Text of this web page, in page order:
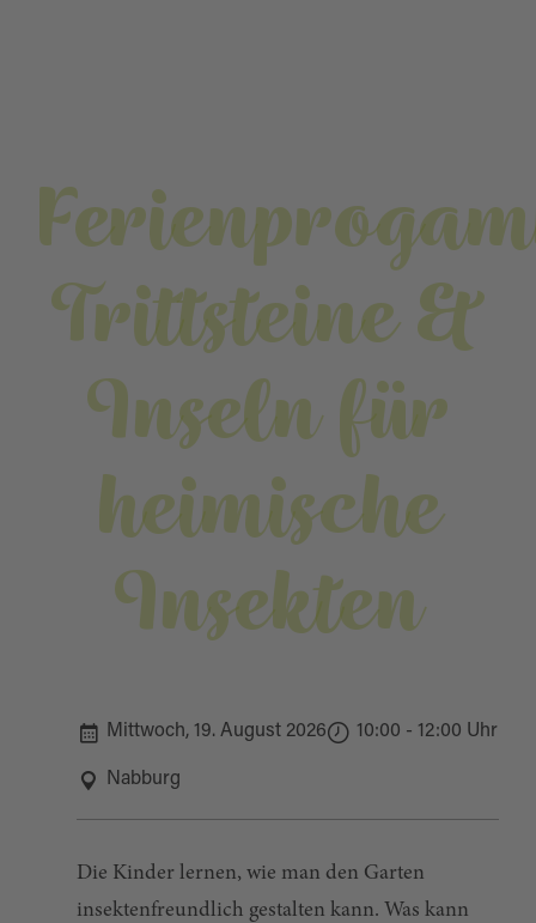
Trittsteine &
Inseln für
heimische
Insekten
Mittwoch, 19. August 2026 10:00 - 12:00 Uhr
Nabburg
Die Kinder lernen, wie man den Garten
insektenfreundlich gestalten kann. Was kann